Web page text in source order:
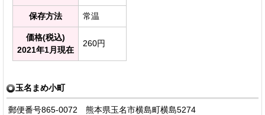
保存方法 常温
価格(税込)
2021年1月現在
260円
玉名まめ小町
郵便番号865-0072 熊本県玉名市横島町横島5274